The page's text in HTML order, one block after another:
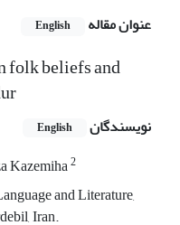
عنوان مقاله
English
folk beliefs and
نویسندگان English
Kazemiha2
and Literature,
Iran.